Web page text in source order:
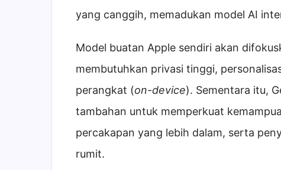
yang canggih, memadukan model AI
Model buatan Apple sendiri akan
membutuhkan privasi tinggi,
perangkat (on-device). Sementara itu,
tambahan untuk memperkuat
percakapan yang lebih dalam, serta
rumit.